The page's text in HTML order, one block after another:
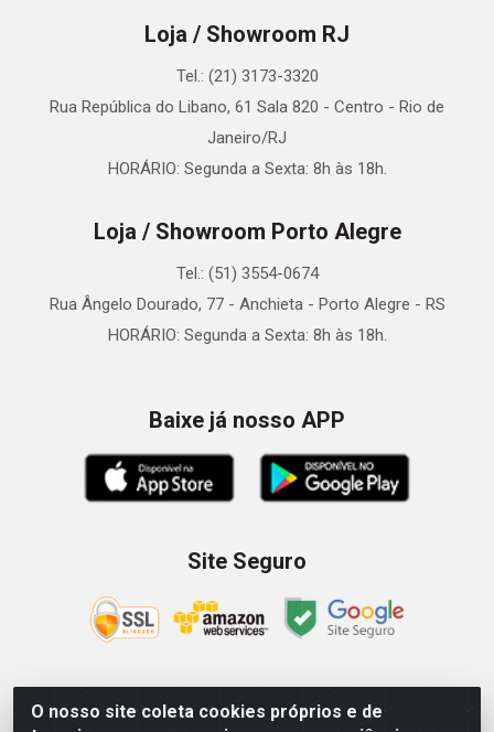
O nosso site coleta cookies próprios e de
Loja / Showroom RJ
Tel.: (21) 3173-3320
Rua República do Libano, 61 Sala 820 - Centro - Rio de
Janeiro/RJ
HORÁRIO: Segunda a Sexta: 8h às 18h.
Loja / Showroom Porto Alegre
Tel.: (51) 3554-0674
Rua Ângelo Dourado, 77 - Anchieta - Porto Alegre - RS
HORÁRIO: Segunda a Sexta: 8h às 18h.
Baixe já nosso APP
Site Seguro
Zein Importação e Comércio LTDA - Av. Senador Queiróz, 274